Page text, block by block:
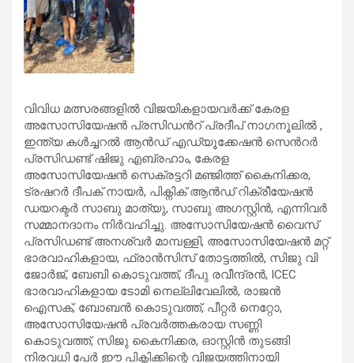
വിവിധ മത്സരങ്ങളിൽ വിജയികളായവർക്ക് കേരള
അസോസിയേഷൻ പ്രസിഡൻറ് പ്രദീപ് നാഗനൂലിൽ ,
ഇന്ത്യ കൾച്ചറൽ ആൻഡ് എഡ്യൂക്കേഷൻ സെൻറർ
പ്രസിഡണ്ട് ഷിജു എബ്രഹാം, കേരള
അസോസിയേഷൻ സെക്രട്ടറി മഞ്ജിത്ത് കൈനിക്കര,
ട്രഷറർ ദീപക് നായർ, പിക്നിക് ആൻഡ് റിക്രീയേഷൻ
ഡയറക്ടർ സാബു മാത്യു, സാബു അഗസ്റ്റിൻ, എന്നിവർ
സമ്മാനദാനം നിർവഹിച്ചു. അസോസിയേഷൻ വൈസ്
പ്രസിഡണ്ട് അനശ്വർ മാമ്പള്ളി, അസോസിയേഷൻ മറ്റ്
ഭാരവാഹികളായ, ഫ്രാൻസിസ് തോട്ടത്തിൽ, സിജു വി
ജോർജ്, ബേബി കൊടുവത്ത്, ദീപു രവീന്ദ്രൻ, ICEC
ഭാരവാഹികളായ ടോമി നെല്ലിവേലിൽ, രാജൻ
ഐസക്, ബോബൻ കൊടുവത്ത്, പീറ്റർ നെറ്റോ,
അസോസിയേഷൻ പ്രവർത്തകരായ സണ്ണി
കൊടുവത്ത്, സിജു കൈനിക്കര, ഓസ്റ്റിൻ തുടങ്ങി
നിരവധി പേർ ഈ പിക്നിക്കിന്റെ വിജയത്തിനായി